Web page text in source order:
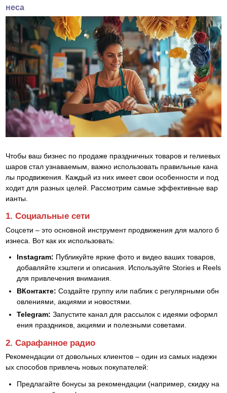
неса
Чтобы ваш бизнес по продаже праздничных товаров и гелиевых
шаров стал узнаваемым, важно использовать правильные кана
лы продвижения. Каждый из них имеет свои особенности и под
ходит для разных целей. Рассмотрим самые эффективные вар
ианты.
1. Социальные сети
Соцсети – это основной инструмент продвижения для малого б
изнеса. Вот как их использовать:
Instagram: Публикуйте яркие фото и видео ваших товаров,
добавляйте хэштеги и описания. Используйте Stories и Reels
для привлечения внимания.
ВКонтакте: Создайте группу или паблик с регулярными обн
овлениями, акциями и новостями.
Telegram: Запустите канал для рассылок с идеями оформл
ения праздников, акциями и полезными советами.
2. Сарафанное радио
Рекомендации от довольных клиентов – один из самых надежн
ых способов привлечь новых покупателей:
Предлагайте бонусы за рекомендации (например, скидку на